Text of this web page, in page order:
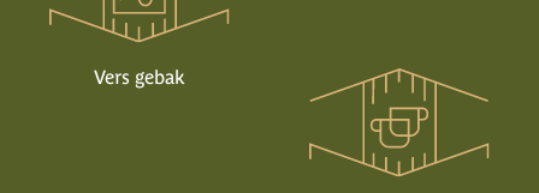
Vers gebak